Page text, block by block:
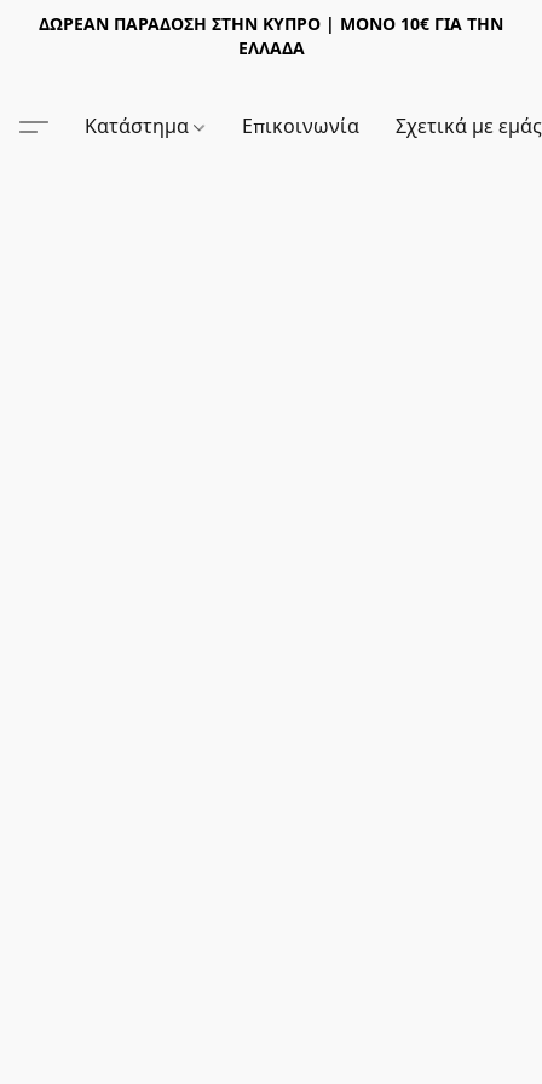
ΔΩΡΕΑΝ ΠΑΡΑΔΟΣΗ ΣΤΗΝ ΚΥΠΡΟ | ΜΟΝΟ 10€ ΓΙΑ ΤΗΝ
ΕΛΛΑΔΑ
Κατάστημα Επικοινωνία Σχετικά με εμάς